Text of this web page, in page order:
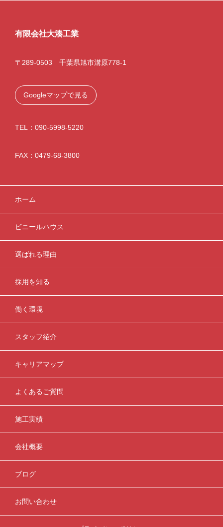
有限会社大湊工業
〒289-0503 千葉県旭市溝原778-1
Googleマップで見る
TEL：090-5998-5220
FAX：0479-68-3800
ホーム
ビニールハウス
選ばれる理由
採用を知る
働く環境
スタッフ紹介
キャリアマップ
よくあるご質問
施工実績
会社概要
ブログ
お問い合わせ